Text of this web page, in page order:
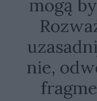
mogą
nie,